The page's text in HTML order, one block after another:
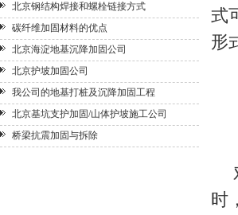
北京钢结构焊接和螺栓链接方式
碳纤维加固材料的优点
北京海淀地基沉降加固公司
北京护坡加固公司
我公司的地基打桩及沉降加固工程
北京基坑支护加固/山体护坡施工公司
桥梁抗震加固与拆除
式
形
时